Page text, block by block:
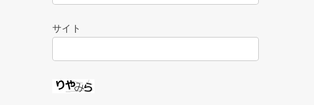
サイト